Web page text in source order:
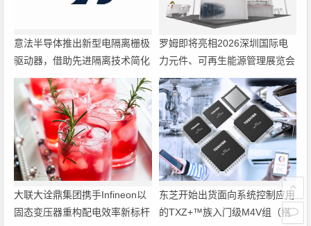
意法半导体推出新型电隔离栅极
驱动器，借助先进隔离技术简化
电源设计
罗姆即将亮相2026深圳国际电
力元件、可再生能源管理展览会
暨研讨会
大联大诠鼎集团携手Infineon以
固态变压器重构配电效率新标杆
东芝开始出货面向系统控制应用
的TXZ+™族入门级M4V组（搭